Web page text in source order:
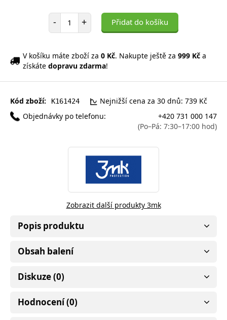
- Počet položek
+ Přidat do košíku
V košíku máte zboží za 0 Kč. Nakupte ještě za 999 Kč a
získáte dopravu zdarma!
Kód zboží: K161424
Nejnižší cena za 30 dnů: 739 Kč
Objednávky po telefonu:
+420 731 000 147
(Po–Pá: 7:30–17:00 hod)
Zobrazit další produkty 3mk
Popis produktu
Obsah balení
Diskuze (0)
Hodnocení (0)